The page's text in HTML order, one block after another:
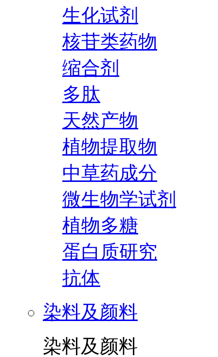
生化试剂
核苷类药物
缩合剂
多肽
天然产物
植物提取物
中草药成分
微生物学试剂
植物多糖
蛋白质研究
抗体
染料及颜料
染料及颜料